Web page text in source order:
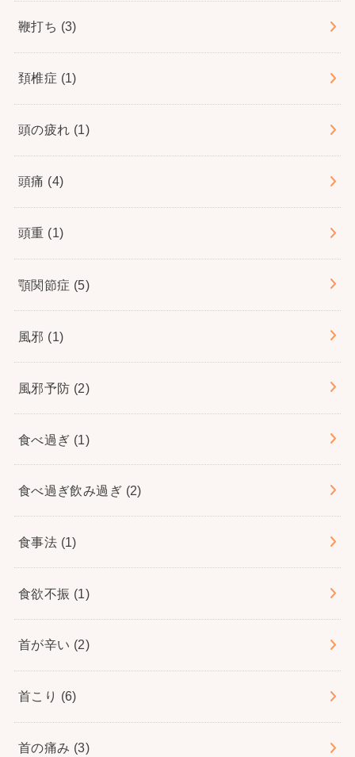
鞭打ち (3)
頚椎症 (1)
頭の疲れ (1)
頭痛 (4)
頭重 (1)
顎関節症 (5)
風邪 (1)
風邪予防 (2)
食べ過ぎ (1)
食べ過ぎ飲み過ぎ (2)
食事法 (1)
食欲不振 (1)
首が辛い (2)
首こり (6)
首の痛み (3)